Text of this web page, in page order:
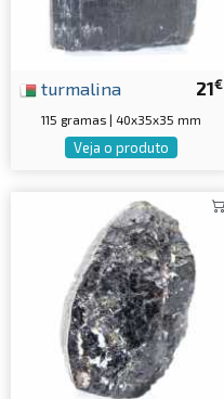
21€
turmalina
115 gramas | 40x35x35 mm
Veja o produto